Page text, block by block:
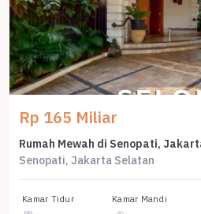
Rp 165 Miliar
Rumah Mewah di Senopati,
Senopati, Jakarta Selatan
Kamar Tidur Kamar Mandi